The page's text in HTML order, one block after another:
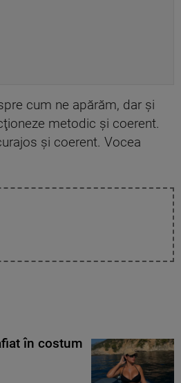
cum ne apărăm, dar şi
metodic şi coerent.
şi coerent. Vocea
în costum